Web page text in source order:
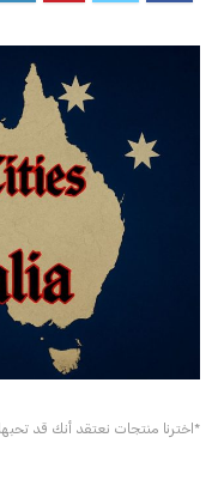
*اخترنا منتجات نعتقد أنك قد